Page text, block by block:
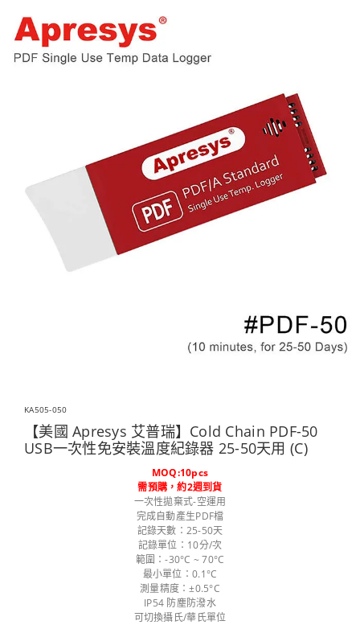
KA505-050
【美國 Apresys 艾普瑞】Cold Chain PDF-50
USB一次性免安裝溫度紀錄器 25-50天用 (C)
MOQ:10pcs
需預購，約2週到貨
一次性拋棄式-空運用
完成自動產生PDF檔
記錄天數：25-50天
記錄單位：10分/次
範圍：-30°C ~ 70°C
最小單位：0.1°C
測量精度：±0.5°C
IP54 防塵防潑水
可切換攝氏/華氏單位